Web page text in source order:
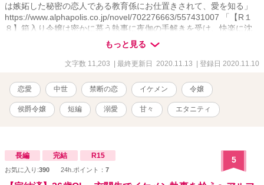
は嫉妬した秘密の恋人である教育係にお仕置きされて、愛を知る」
https://www.alphapolis.co.jp/novel/702276663/557431007 「【R１
８】箱入り令嬢は密かに慕う執事に夜伽の手解きを受け、快楽に沈
む」 https://www.alphapolis.co.jp/novel/702276663/524431855
「【R１８】英国公爵の妹を演じる令嬢は、偽りの兄である恋人に甘
やかされ、溺愛される」
もっと見る
文字数 11,203 | 最終更新日 2020.11.13 | 登録日 2020.11.10
恋愛 中世 禁断の恋 イケメン 令嬢
侯爵令嬢 短編 溺愛 甘々 エタニティ
長編 完結 R15
お気に入り:390 24h.ポイント： 7
5